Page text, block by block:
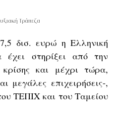
Τράπεζα
δισ. ευρώ η Ελληνική
έχει στηρίξει από την
και μέχρι τώρα,
μεγάλες επιχειρήσεις-,
ΤΕΠΙΧ και του Ταμείου